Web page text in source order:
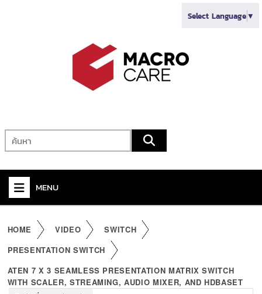
Select Language▼
MENU
KVM
HOME VIDEO
SWITCH
PRESENTATION SWITCH
ATEN 7 X 3 SEAMLESS PRESENTATION MATRIX SWITCH
WITH SCALER, STREAMING, AUDIO MIXER, AND HDBASET